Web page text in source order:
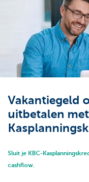
Corporate
Vakantiegeld
uitbetalen
Sluit je KBC-
cashflow.